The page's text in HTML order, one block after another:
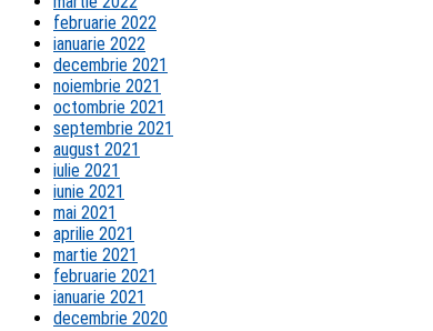
februarie 2022
ianuarie 2022
decembrie 2021
noiembrie 2021
octombrie 2021
septembrie 2021
august 2021
iulie 2021
iunie 2021
mai 2021
aprilie 2021
martie 2021
februarie 2021
ianuarie 2021
decembrie 2020